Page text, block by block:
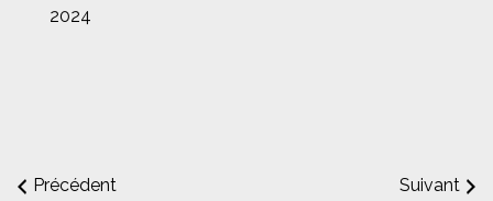
2024
Précédent Suivant